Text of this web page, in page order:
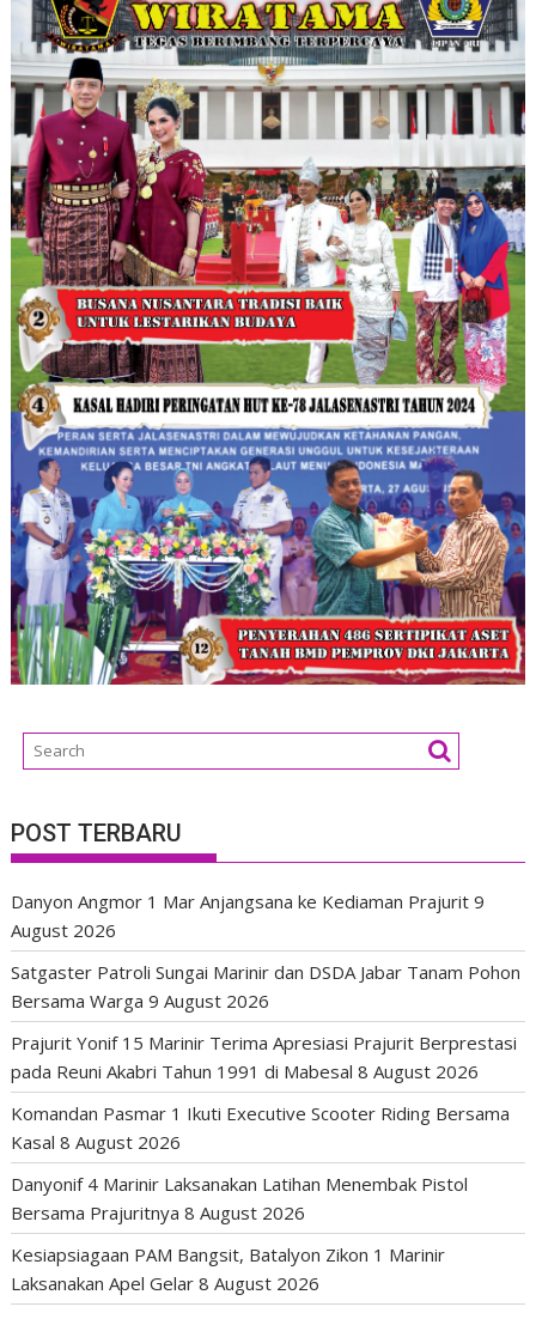
POST TERBARU
Danyon Angmor 1 Mar Anjangsana ke Kediaman Prajurit 9
August 2026
Satgaster Patroli Sungai Marinir dan DSDA Jabar Tanam Pohon
Bersama Warga 9 August 2026
Prajurit Yonif 15 Marinir Terima Apresiasi Prajurit Berprestasi
pada Reuni Akabri Tahun 1991 di Mabesal 8 August 2026
Komandan Pasmar 1 Ikuti Executive Scooter Riding Bersama
Kasal 8 August 2026
Danyonif 4 Marinir Laksanakan Latihan Menembak Pistol
Bersama Prajuritnya 8 August 2026
Kesiapsiagaan PAM Bangsit, Batalyon Zikon 1 Marinir
Laksanakan Apel Gelar 8 August 2026